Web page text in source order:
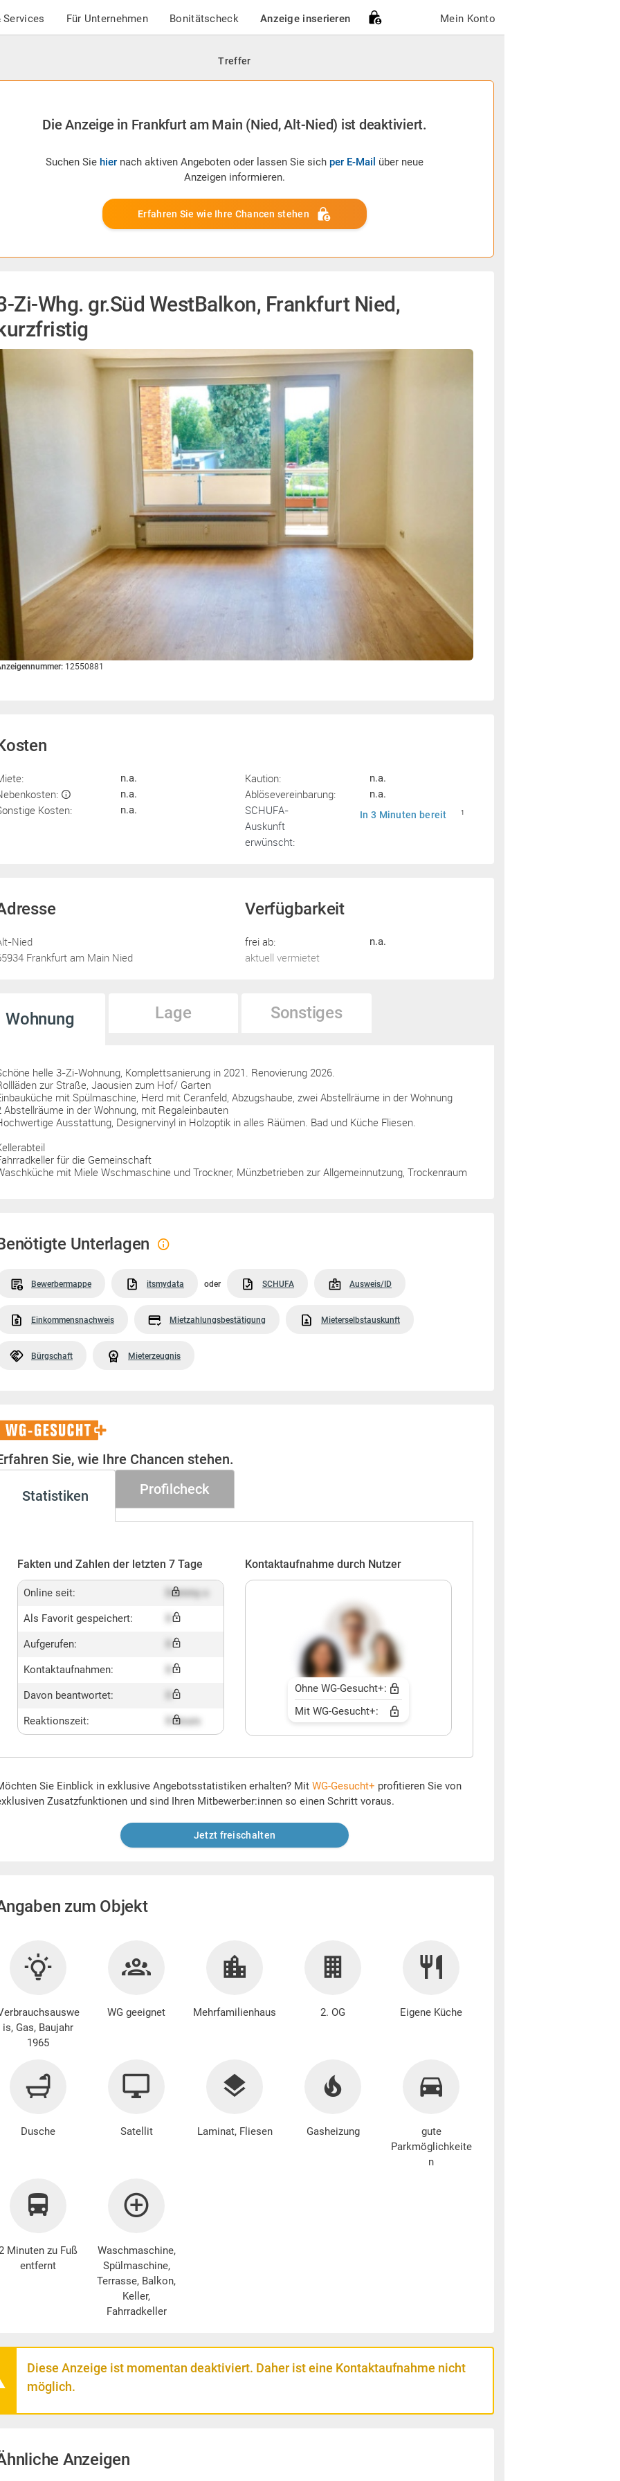
Services Für Unternehmen Bonitätscheck Anzeige inserieren Mein Konto
Treffer
Die Anzeige in Frankfurt am Main (Nied, Alt-Nied) ist deaktiviert.
Suchen Sie hier nach aktiven Angeboten oder lassen Sie sich per E-Mail über neue
Anzeigen informieren.
Erfahren Sie wie Ihre Chancen stehen
Zi-Whg. gr.Süd WestBalkon, Frankfurt Nied,
12550881
n.a.
n.a.
Kosten: n.a.
Kaution: n.a.
Ablösevereinbarung: n.a.
SCHUFA-
Auskunft
erwünscht:
In 3 Minuten bereit 1
Nied
Frankfurt am Main Nied
Verfügbarkeit
frei ab: n.a.
aktuell vermietet
Wohnung Lage Sonstiges
helle 3-Zi-Wohnung, Komplettsanierung in 2021. Renovierung 2026.
zur Straße, Jaousien zum Hof/ Garten
mit Spülmaschine, Herd mit Ceranfeld, Abzugshaube, zwei Abstellräume in der Wohnung
Abstellräume in der Wohnung, mit Regaleinbauten
Ausstattung, Designervinyl in Holzoptik in alles Räümen. Bad und Küche Fliesen.
für die Gemeinschaft
mit Miele Wschmaschine und Trockner, Münzbetrieben zur Allgemeinnutzung, Trockenraum
Unterlagen
Bewerbermappe itsmydata oder SCHUFA Ausweis/ID
Einkommensnachweis Mietzahlungsbestätigung Mieterselbstauskunft
Bürgschaft Mieterzeugnis
Sie, wie Ihre Chancen stehen.
Statistiken Profilcheck
Fakten und Zahlen der letzten 7 Tage
Online seit: Dummy x
Als Favorit gespeichert:
Aufgerufen:
Kontaktaufnahmen:
Davon beantwortet:
Reaktionszeit: X hours
Kontaktaufnahme durch Nutzer
Ohne WG-Gesucht+:
Mit WG-Gesucht+:
Sie Einblick in exklusive Angebotsstatistiken erhalten? Mit WG-Gesucht+ profitieren Sie von
Zusatzfunktionen und sind Ihren Mitbewerber:innen so einen Schritt voraus.
Jetzt freischalten
zum Objekt
is, Gas, Baujahr
1965
WG geeignet Mehrfamilienhaus 2. OG Eigene Küche
Dusche Satellit Laminat, Fliesen Gasheizung
gute
Parkmöglichkeite
n
Minuten zu Fuß
entfernt
Waschmaschine,
Spülmaschine,
Terrasse, Balkon,
Keller,
Fahrradkeller
Diese Anzeige ist momentan deaktiviert. Daher ist eine Kontaktaufnahme nicht
möglich.
Anzeigen